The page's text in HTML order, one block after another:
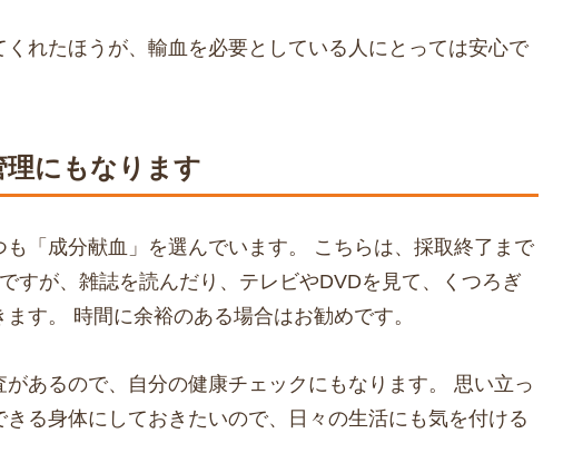
くれたほうが、輸血を必要としている人にとっては安心で
理にもなります
「成分献血」を選んでいます。 こちらは、採取終了まで
すが、雑誌を読んだり、テレビやDVDを見て、くつろぎ
す。 時間に余裕のある場合はお勧めです。
あるので、自分の健康チェックにもなります。 思い立っ
る身体にしておきたいので、日々の生活にも気を付ける